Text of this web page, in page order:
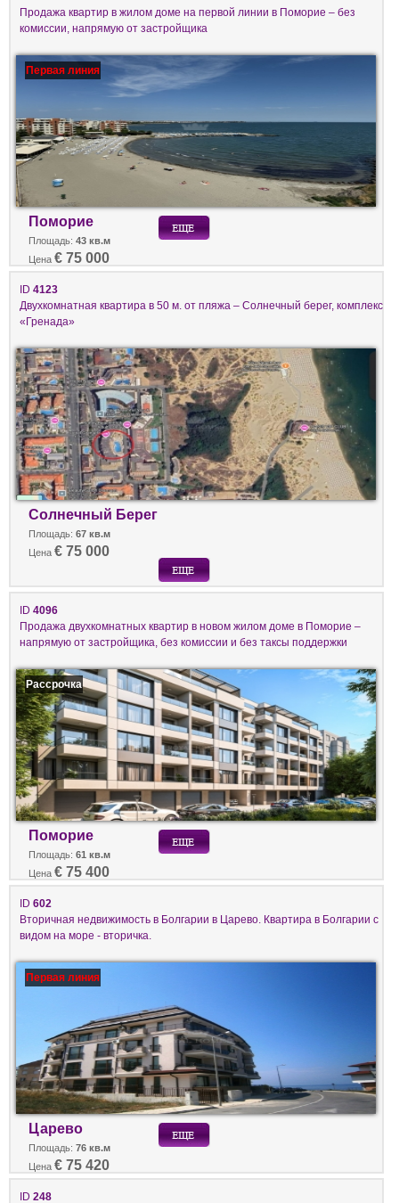
Продажа квартир в жилом доме на первой линии в Поморие – без
комиссии, напрямую от застройщика
Первая линия
Поморие
Площадь: 43 кв.м
Цена € 75 000
ID 4123
Двухкомнатная квартира в 50 м. от пляжа – Солнечный берег, комплекс
«Гренада»
Солнечный Берег
Площадь: 67 кв.м
Цена € 75 000
ID 4096
Продажа двухкомнатных квартир в новом жилом доме в Поморие –
напрямую от застройщика, без комиссии и без таксы поддержки
Рассрочка
Поморие
Площадь: 61 кв.м
Цена € 75 400
ID 602
Вторичная недвижимость в Болгарии в Царево. Квартира в Болгарии с
видом на море - вторичка.
Первая линия
Царево
Площадь: 76 кв.м
Цена € 75 420
ID 248